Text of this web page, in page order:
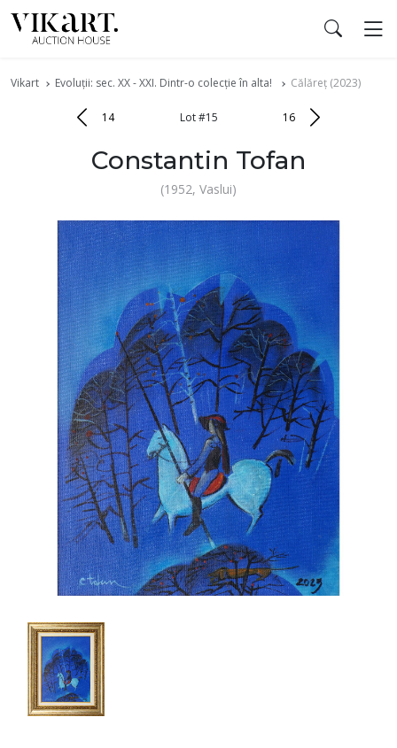
Vikart Evoluții: sec. XX - XXI. Dintr-o colecție în alta! Călăreț (2023)
14 Lot #15 16
Constantin Tofan
(1952, Vaslui)